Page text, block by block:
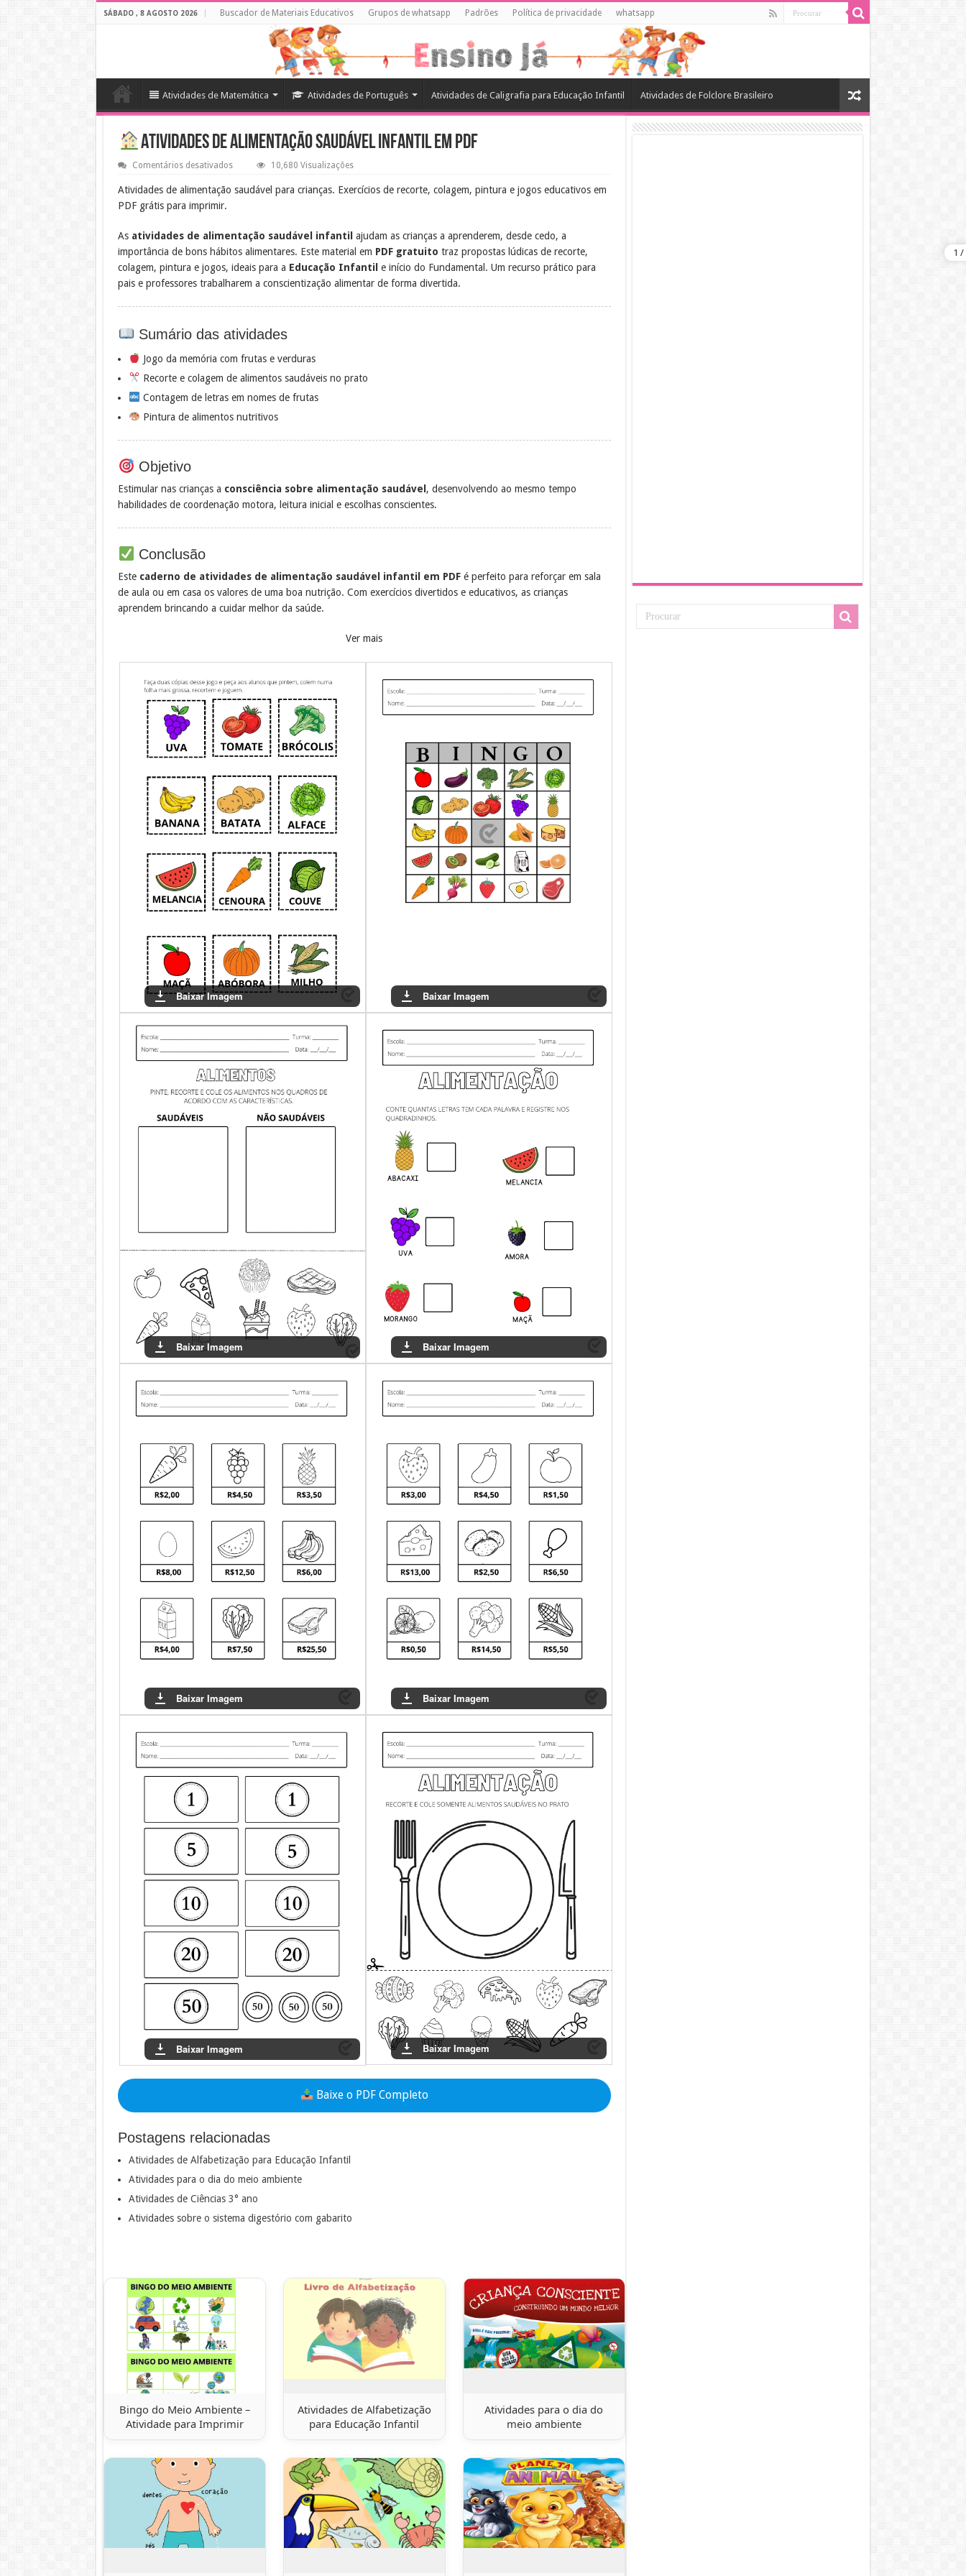
SÁBADO , 8 AGOSTO 2026 Buscador de Materiais Educativos Grupos de whatsapp Padrões Política de privacidade whatsapp
Atividades de Matemática Atividades de Português Atividades de Caligrafia para Educação Infantil Atividades de Folclore Brasileiro
Atividades de Alimentação Saudável Infantil em PDF
Comentários desativadosem
Alimentação
PDF
10,680 Visualizações
Atividades de alimentação saudável para crianças. Exercícios de recorte, colagem, pintura e jogos educativos em
PDF grátis para imprimir.
As atividades de alimentação saudável infantil ajudam as crianças a aprenderem, desde cedo, a
importância de bons hábitos alimentares. Este material em PDF gratuito traz propostas lúdicas de recorte,
colagem, pintura e jogos, ideais para a Educação Infantil e início do Fundamental. Um recurso prático para
pais e professores trabalharem a conscientização alimentar de forma divertida.
Sumário das atividades
Jogo da memória com frutas e verduras
Recorte e colagem de alimentos saudáveis no prato
Contagem de letras em nomes de frutas
Pintura de alimentos nutritivos
Objetivo
Estimular nas crianças a consciência sobre alimentação saudável , desenvolvendo ao mesmo tempo
habilidades de coordenação motora, leitura inicial e escolhas conscientes.
Conclusão
Este caderno de atividades de alimentação saudável infantil em PDF é perfeito para reforçar em sala
de aula ou em casa os valores de uma boa nutrição. Com exercícios divertidos e educativos, as crianças
aprendem brincando a cuidar melhor da saúde.
Ver mais
Baixar Imagem Baixar Imagem
Baixar Imagem Baixar Imagem
Baixar Imagem Baixar Imagem
Baixar Imagem Baixar Imagem
Baixe o PDF Completo
Postagens relacionadas
Atividades de Alfabetização para Educação Infantil
Atividades para o dia do meio ambiente
Atividades de Ciências 3° ano
Atividades sobre o sistema digestório com gabarito
Bingo do Meio Ambiente –
Atividade para Imprimir
Atividades de Alfabetização
para Educação Infantil
Atividades para o dia do
meio ambiente